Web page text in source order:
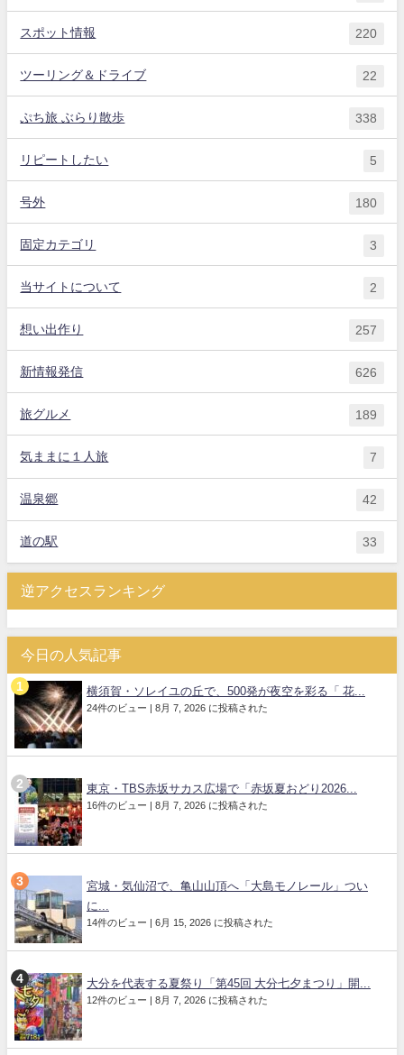
スポット情報 220
ツーリング＆ドライブ 22
ぷち旅 ぶらり散歩 338
リピートしたい 5
号外 180
固定カテゴリ 3
当サイトについて 2
想い出作り 257
新情報発信 626
旅グルメ 189
気ままに１人旅 7
温泉郷 42
道の駅 33
逆アクセスランキング
今日の人気記事
横須賀・ソレイユの丘で、500発が夜空を彩る「 花...
24件のビュー | 8月 7, 2026 に投稿された
東京・TBS赤坂サカス広場で「赤坂夏おどり2026...
16件のビュー | 8月 7, 2026 に投稿された
宮城・気仙沼で、亀山山頂へ「大島モノレール」つい
に...
14件のビュー | 6月 15, 2026 に投稿された
大分を代表する夏祭り「第45回 大分七夕まつり」開...
12件のビュー | 8月 7, 2026 に投稿された